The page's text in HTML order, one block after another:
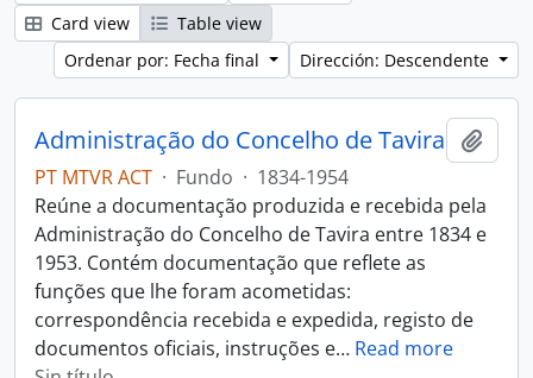
Card view
Table view
Ordenar por: Fecha final
Dirección: Descendente
Administração do Concelho de Tavira
PT MTVR ACT · Fundo · 1834-1954
Reúne a documentação produzida e recebida pela
Administração do Concelho de Tavira entre 1834 e
1953. Contém documentação que reflete as
funções que lhe foram acometidas:
correspondência recebida e expedida, registo de
documentos oficiais, instruções e… Read more